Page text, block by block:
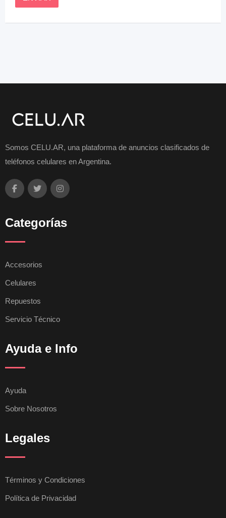
Somos CELU.AR, una plataforma de anuncios clasificados de
teléfonos celulares en Argentina.
Categorías
Accesorios
Celulares
Repuestos
Servicio Técnico
Ayuda e Info
Ayuda
Sobre Nosotros
Legales
Términos y Condiciones
Política de Privacidad